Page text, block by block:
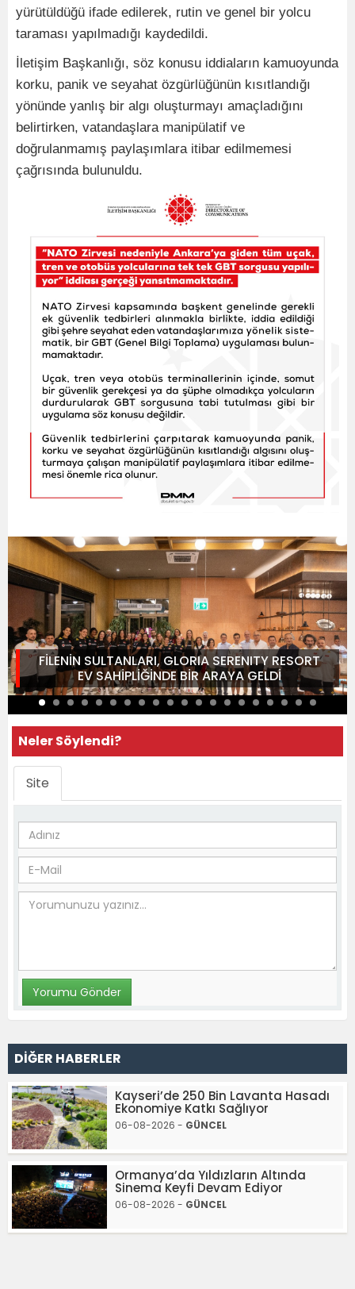
yürütüldüğü ifade edilerek, rutin ve genel bir yolcu
taraması yapılmadığı kaydedildi.
İletişim Başkanlığı, söz konusu iddiaların kamuoyunda
korku, panik ve seyahat özgürlüğünün kısıtlandığı
yönünde yanlış bir algı oluşturmayı amaçladığını
belirtirken, vatandaşlara manipülatif ve
doğrulanmamış paylaşımlara itibar edilmemesi
çağrısında bulunuldu.
FİLENİN SULTANLARI, GLORIA SERENITY RESORT
EV SAHİPLİĞİNDE BİR ARAYA GELDİ
Neler Söylendi?
Site
DİĞER HABERLER
Kayseri’de 250 Bin Lavanta Hasadı
Ekonomiye Katkı Sağlıyor
06-08-2026 - GÜNCEL
Ormanya’da Yıldızların Altında
Sinema Keyfi Devam Ediyor
06-08-2026 - GÜNCEL